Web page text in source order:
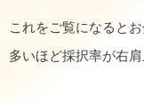
これをご覧になると
多いほど採択率が右